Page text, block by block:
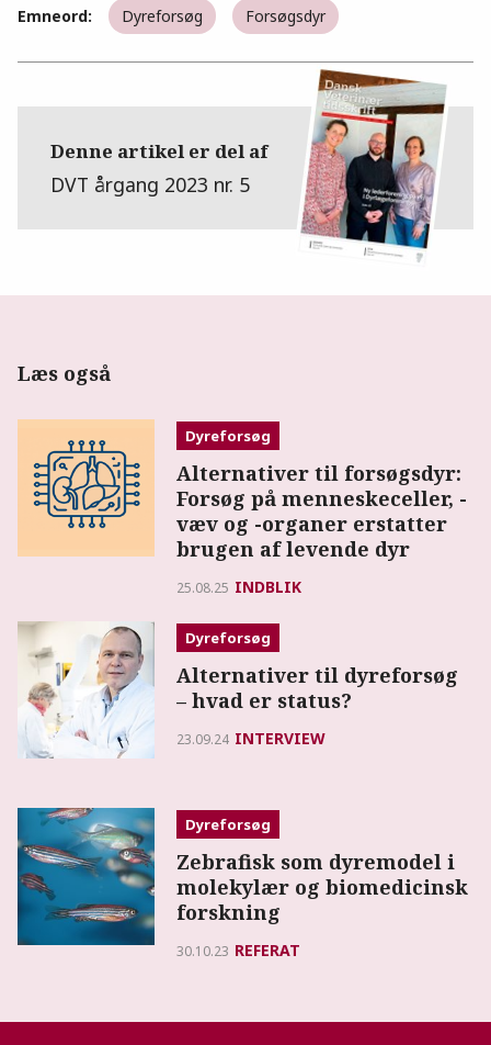
Emneord: Dyreforsøg Forsøgsdyr
Denne artikel er del af
DVT årgang 2023 nr. 5
Læs også
Dyreforsøg
Alternativer til forsøgsdyr:
Forsøg på menneskeceller, -
væv og -organer erstatter
brugen af levende dyr
25.08.25 INDBLIK
Dyreforsøg
Alternativer til dyreforsøg
– hvad er status?
23.09.24 INTERVIEW
Dyreforsøg
Zebrafisk som dyremodel i
molekylær og biomedicinsk
forskning
30.10.23 REFERAT